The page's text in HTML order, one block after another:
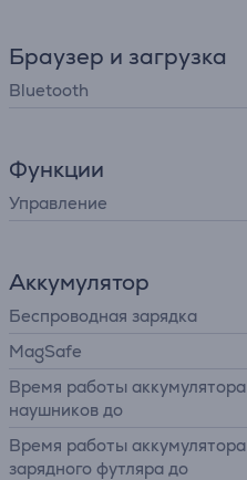
Браузер и загрузка
Bluetooth
Функции
Управление
Аккумулятор
Беспроводная зарядка
MagSafe
Время работы аккумулятора
наушников до
Время работы аккумулятора
зарядного футляра до